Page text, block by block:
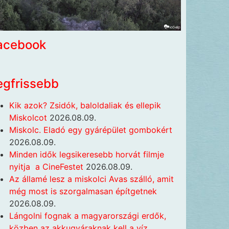
Kik azok? Zsidók, baloldaliak és ellepik
Miskolcot 2026.08.09.
Miskolc. Eladó egy gyárépület gombokért
2026.08.09.
Minden idők legsikeresebb horvát filmje
nyitja a CineFestet 2026.08.09.
Az államé lesz a miskolci Avas szálló, amit
még most is szorgalmasan építgetnek
2026.08.09.
Lángolni fognak a magyarországi erdők,